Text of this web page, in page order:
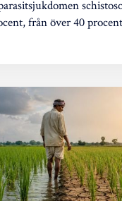
från över 40